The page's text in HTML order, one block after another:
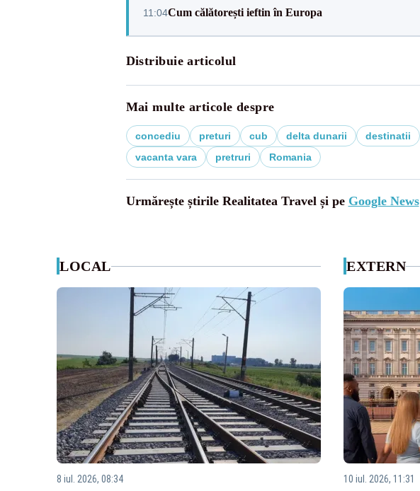
11:04Cum călătorești ieftin în Europa
Distribuie articolul
Mai multe articole despre
concediu preturi cub delta dunarii destinatii
vacanta vara
pretruri Romania
Urmărește știrile Realitatea Travel și pe Google News
LOCAL
8 iul. 2026, 08:34
EXTERN
10 iul. 2026, 11:31